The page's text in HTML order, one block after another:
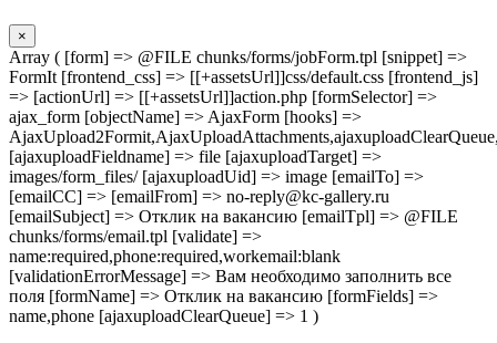
×
Array ( [form] => @FILE chunks/forms/jobForm.tpl [snippet] =>
FormIt [frontend_css] => [[+assetsUrl]]css/default.css [frontend_js]
=> [actionUrl] => [[+assetsUrl]]action.php [formSelector] =>
ajax_form [objectName] => AjaxForm [hooks] =>
[ajaxuploadFieldname] => file [ajaxuploadTarget] =>
images/form_files/ [ajaxuploadUid] => image [emailTo] =>
[emailCC] => [emailFrom] => no-reply@kc-gallery.ru
[emailSubject] => Отклик на вакансию [emailTpl] => @FILE
chunks/forms/email.tpl [validate] =>
name:required,phone:required,workemail:blank
[validationErrorMessage] => Вам необходимо заполнить все
поля [formName] => Отклик на вакансию [formFields] =>
name,phone [ajaxuploadClearQueue] => 1 )